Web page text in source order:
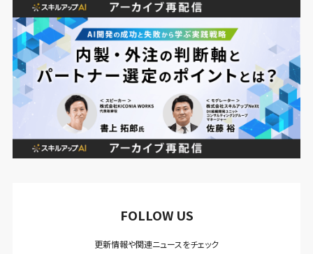
FOLLOW US
更新情報や関連ニュースをチェック